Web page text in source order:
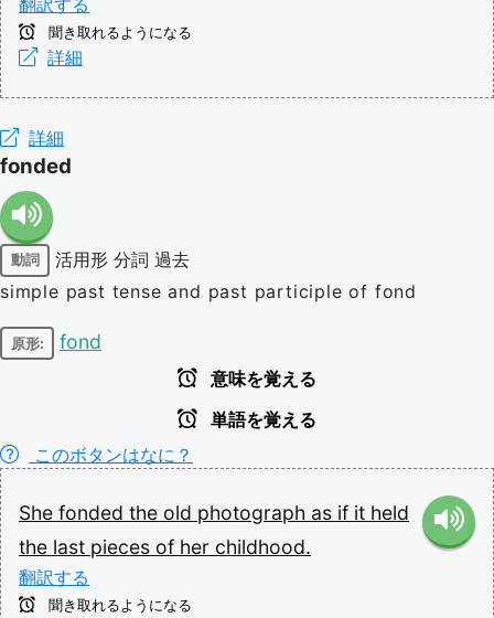
聞き取れるようになる
詳細
詳細
fonded
動詞 活用形 分詞 過去
simple past tense and past participle of fond
原形: fond
意味を覚える
単語を覚える
このボタンはなに？
She fonded the old photograph as if it held
the last pieces of her childhood.
翻訳する
聞き取れるようになる